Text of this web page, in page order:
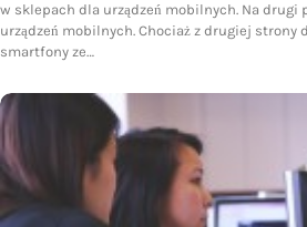
w sklepach dla urządzeń mobilnych. Na drugi
urządzeń mobilnych. Chociaż z drugiej strony
smartfony ze…